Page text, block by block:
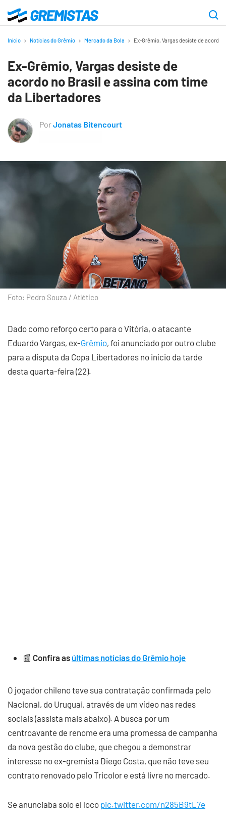
para
principal
Gremistas
Início Notícias do Grêmio Mercado da Bola Ex-Grêmio, Vargas desiste de acordo
Ex-Grêmio, Vargas desiste de
acordo no Brasil e assina com time
da Libertadores
PorJonatas Bitencourt
Foto: Pedro Souza / Atlético
Dado como reforço certo para o Vitória, o atacante
Eduardo Vargas, ex-Grêmio, foi anunciado por outro clube
para a disputa da Copa Libertadores no início da tarde
desta quarta-feira (22).
📰 Confira as últimas notícias do Grêmio hoje
O jogador chileno teve sua contratação confirmada pelo
Nacional, do Uruguai, através de um vídeo nas redes
sociais (assista mais abaixo). A busca por um
centroavante de renome era uma promessa de campanha
da nova gestão do clube, que chegou a demonstrar
interesse no ex-gremista Diego Costa, que não teve seu
contrato renovado pelo Tricolor e está livre no mercado.
Se anunciaba solo el loco pic.twitter.com/n285B9tL7e